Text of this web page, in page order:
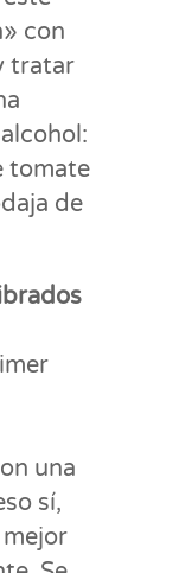
con
tratar
tomate
de
una
sí,